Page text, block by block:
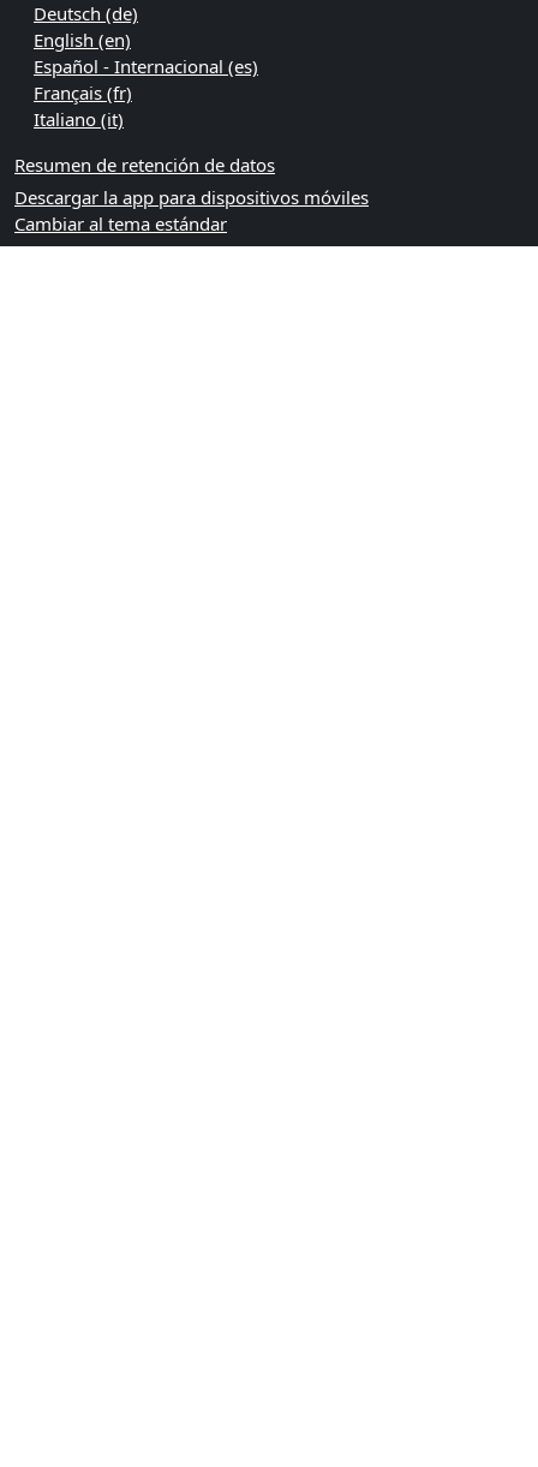
Deutsch ‎(de)‎
English ‎(en)‎
Español - Internacional ‎(es)‎
Français ‎(fr)‎
Italiano ‎(it)‎
Resumen de retención de datos
Descargar la app para dispositivos móviles
Cambiar al tema estándar